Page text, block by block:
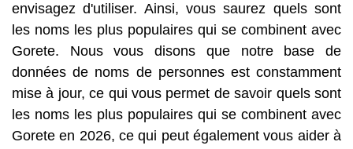
envisagez d'utiliser. Ainsi, vous saurez quels sont
les noms les plus populaires qui se combinent avec
Gorete. Nous vous disons que notre base de
données de noms de personnes est constamment
mise à jour, ce qui vous permet de savoir quels sont
les noms les plus populaires qui se combinent avec
Gorete en 2026, ce qui peut également vous aider à